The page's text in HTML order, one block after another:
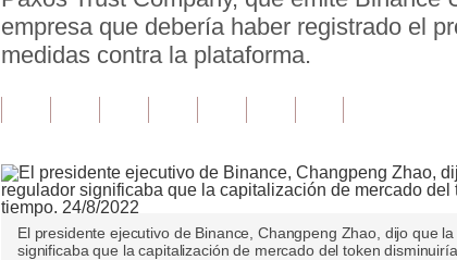
empresa que debería haber registrado el
medidas contra la plataforma.
El presidente ejecutivo de Binance, Changpeng Zhao, dijo que
significaba que la capitalización de mercado del token